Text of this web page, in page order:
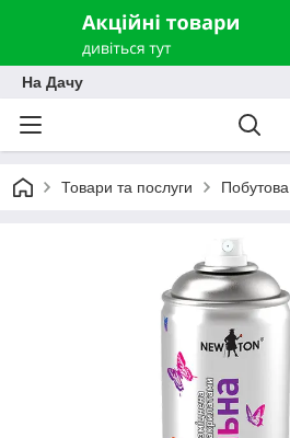
На Дачу
Товари та послуги Побутова